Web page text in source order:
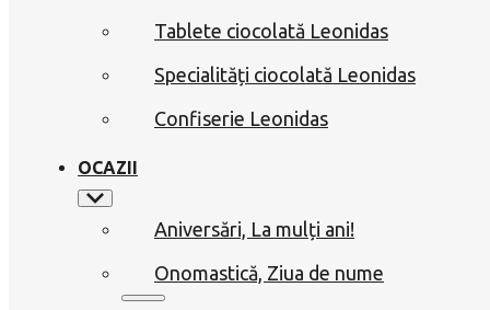
Tablete ciocolată Leonidas
Specialități ciocolată Leonidas
Confiserie Leonidas
OCAZII
Aniversări, La mulți ani!
Onomastică, Ziua de nume